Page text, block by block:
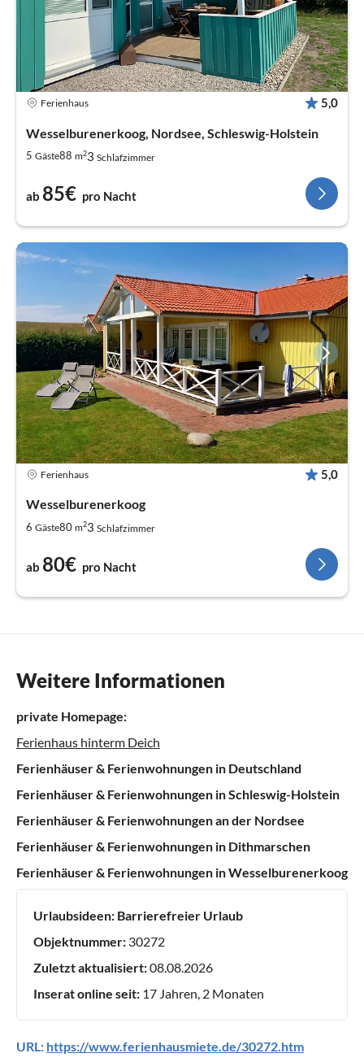
Ferienhaus 5,0
Wesselburenerkoog, Nordsee, Schleswig-Holstein
5 Gäste88 m23 Schlafzimmer
ab 85€ pro Nacht
Ferienhaus 5,0
Wesselburenerkoog
6 Gäste80 m23 Schlafzimmer
ab 80€ pro Nacht
Weitere Informationen
private Homepage:
Ferienhaus hinterm Deich
Ferienhäuser & Ferienwohnungen in Deutschland
Ferienhäuser & Ferienwohnungen in Schleswig-Holstein
Ferienhäuser & Ferienwohnungen an der Nordsee
Ferienhäuser & Ferienwohnungen in Dithmarschen
Ferienhäuser & Ferienwohnungen in Wesselburenerkoog
Urlaubsideen: Barrierefreier Urlaub
Objektnummer: 30272
Zuletzt aktualisiert:08.08.2026
Inserat online seit: 17 Jahren, 2 Monaten
URL: https://www.ferienhausmiete.de/30272.htm